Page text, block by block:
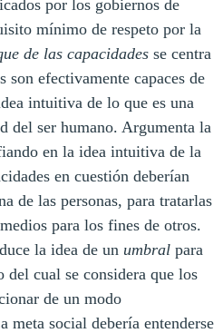
por los gobiernos de
mínimo de respeto por la
de las capacidades se centra
son efectivamente capaces de
intuitiva de lo que es una
del ser humano. Argumenta la
en la idea intuitiva de la
en cuestión deberían
de las personas, para tratarlas
para los fines de otros.
la idea de un umbral para
del cual se considera que los
de un modo
meta social debería entenderse